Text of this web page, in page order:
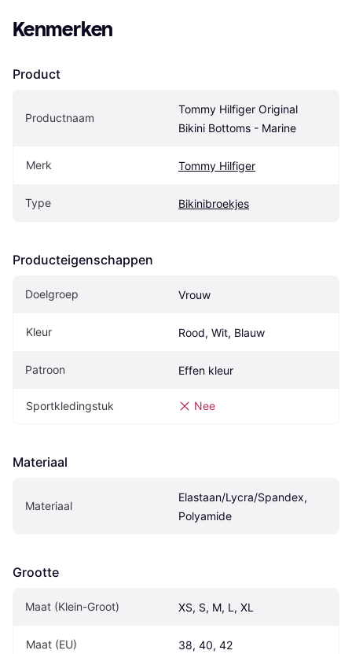
Kenmerken
Product
Productnaam
Tommy Hilfiger Original
Bikini Bottoms - Marine
Merk Tommy Hilfiger
Type Bikinibroekjes
Producteigenschappen
Doelgroep Vrouw
Kleur Rood, Wit, Blauw
Patroon Effen kleur
Sportkledingstuk Nee
Materiaal
Materiaal
Elastaan/Lycra/Spandex,
Polyamide
Grootte
Maat (Klein-Groot) XS, S, M, L, XL
Maat (EU) 38, 40, 42